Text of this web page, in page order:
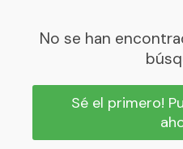
No se han
Sé el primero!